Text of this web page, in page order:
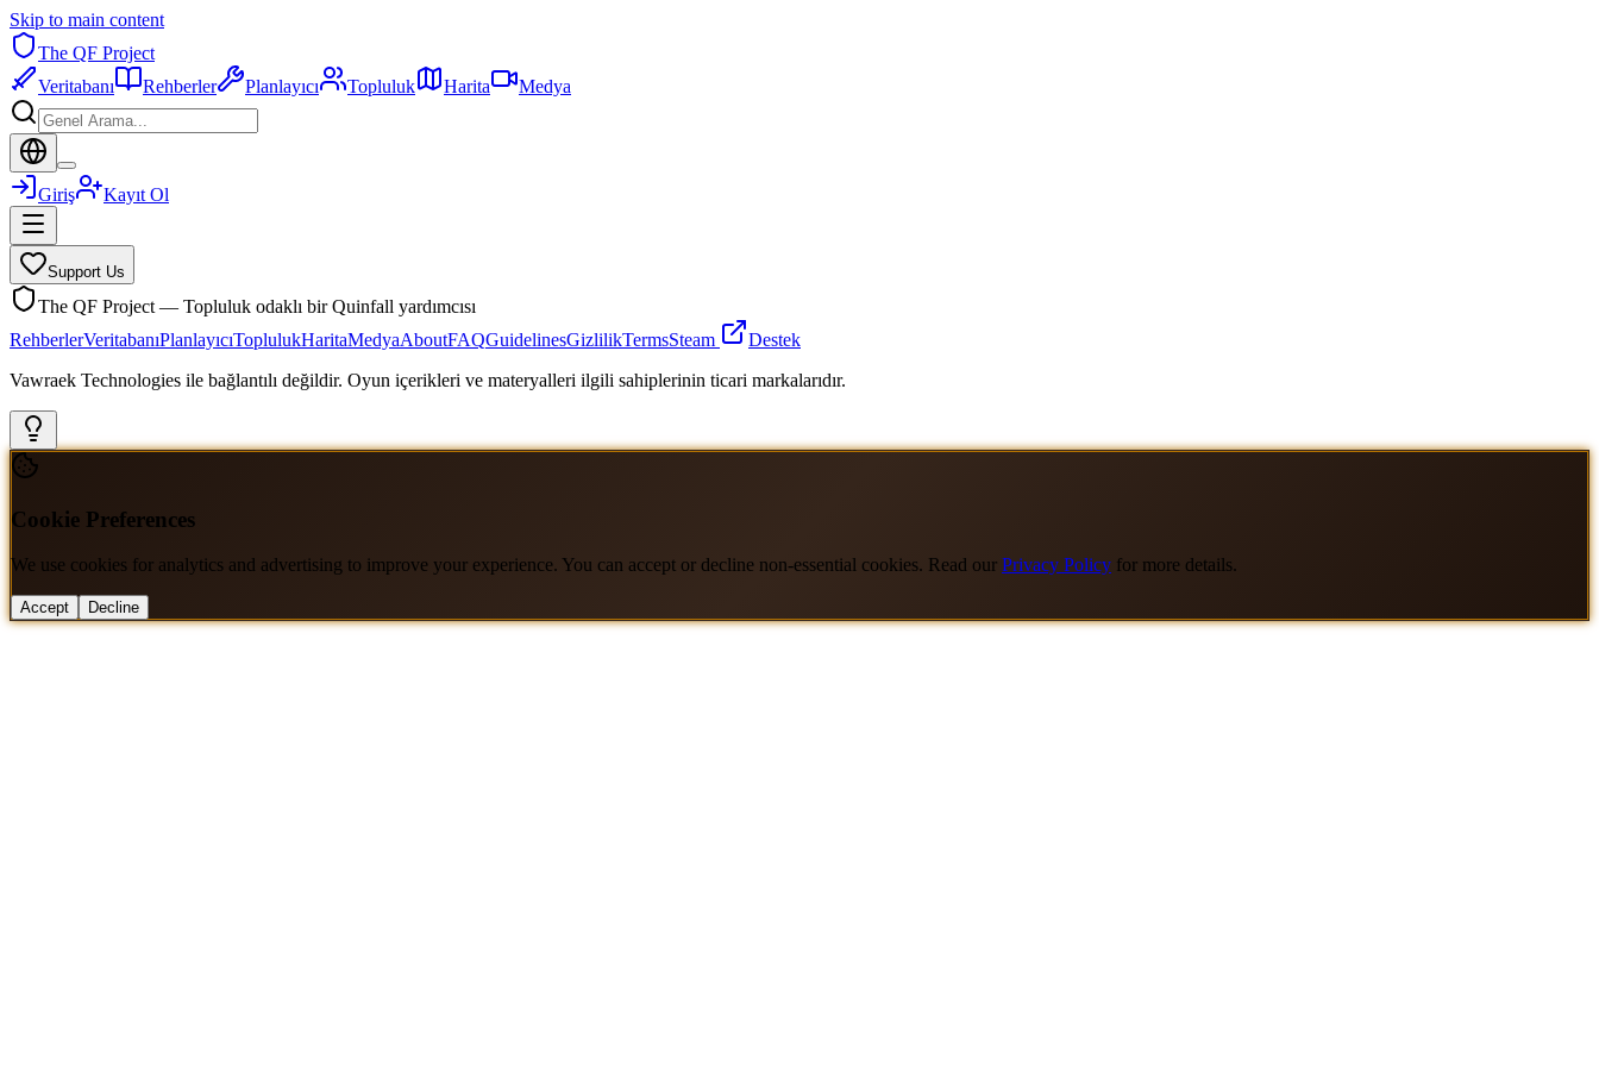
Skip to main content
The QF Project
Veritabanı
Rehberler Planlayıcı Topluluk Harita Medya
Giriş Kayıt Ol
Support Us
The QF Project — Topluluk odaklı bir Quinfall yardımcısı
RehberlerVeritabanıPlanlayıcıToplulukHaritaMedyaAboutFAQGuidelinesGizlilikTermsSteam
Destek
Vawraek Technologies ile bağlantılı değildir. Oyun içerikleri ve materyalleri ilgili sahiplerinin ticari markalarıdır.
Cookie Preferences
We use cookies for analytics and advertising to improve your experience. You can accept or decline non-essential cookies. Read our Privacy Policy for more details.
Accept Decline